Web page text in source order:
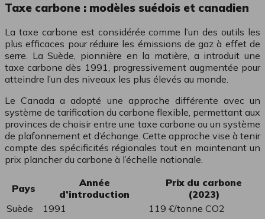
Taxe carbone : modèles suédois et canadien
La taxe carbone est considérée comme l’un des outils les
plus efficaces pour réduire les émissions de gaz à effet de
serre. La Suède, pionnière en la matière, a introduit une
taxe carbone dès 1991, progressivement augmentée pour
atteindre l’un des niveaux les plus élevés au monde.
Le Canada a adopté une approche différente avec un
système de tarification du carbone flexible, permettant aux
provinces de choisir entre une taxe carbone ou un système
de plafonnement et d’échange. Cette approche vise à tenir
compte des spécificités régionales tout en maintenant un
prix plancher du carbone à l’échelle nationale.
Pays
Année
d’introduction
Prix du carbone
(2023)
Suède
1991
119 €/tonne CO2